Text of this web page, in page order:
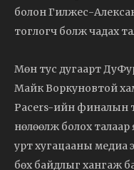
болон Гилжес-
тоглогч болж чадах
Мөн тус дугаарт
Майк Воркуновтой
Pacers-ийн финалын
нөлөөлж болох
урт хугацааны медиа
бөх байдлыг хангаж